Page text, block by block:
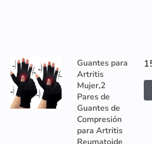
Guantes para
Artritis
Mujer,2
Pares de
Guantes de
Compresión
para Artritis